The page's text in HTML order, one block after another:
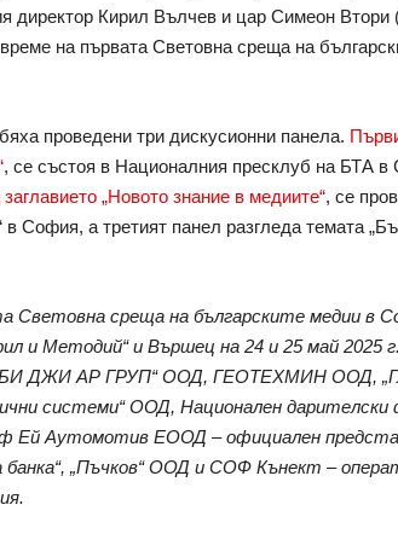
директор Кирил Вълчев и цар Симеон Втори
на първата Световна среща на
проведени три дискусионни панела.
, се състоя в Националния пресклуб на БТА
„Новото знание в медиите“, се
София, а третият панел разгледа темата
Световна среща на българските медии в
и Методий“ и Вършец на 24 и 25 май 2025
„БИ ДЖИ АР ГРУП“ ООД, ГЕОТЕХМИН ООД,
системи“ ООД, Национален дарителски
Ей Аутомотив ЕООД – официален
банка“, „Пъчков“ ООД и СОФ Кънект –